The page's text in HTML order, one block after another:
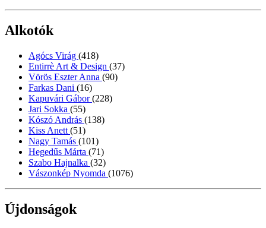
Alkotók
Agócs Virág (418)
Entirrè Art & Design (37)
Vörös Eszter Anna (90)
Farkas Dani (16)
Kapuvári Gábor(228)
Jari Sokka (55)
Kószó András (138)
Kiss Anett (51)
Nagy Tamás (101)
Hegedűs Márta (71)
Szabo Hajnalka (32)
Vászonkép Nyomda (1076)
Újdonságok